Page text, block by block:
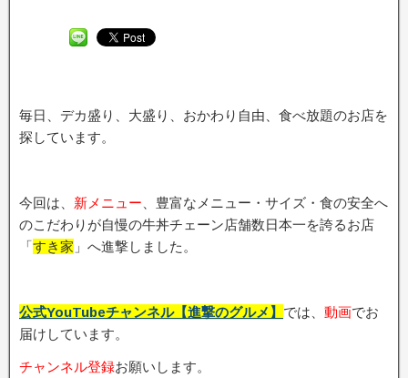
毎日、デカ盛り、大盛り、おかわり自由、食べ放題のお店を
探しています。
今回は、 新メニュー 、豊富なメニュー・サイズ・食の安全へ
のこだわりが自慢の牛丼チェーン店舗数日本一を誇るお店
「すき家 」へ進撃しました。
公式YouTubeチャンネル【進撃のグルメ】 では、 動画でお
届けしています。
チャンネル登録お願いします。